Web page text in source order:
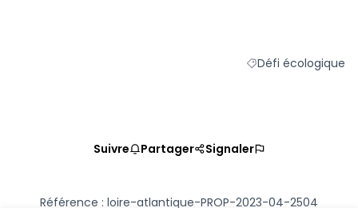
Filtrer les résultats
Défi écologique
Suivre Partager Signaler
Référence : loire-atlantique-PROP-2023-04-2504